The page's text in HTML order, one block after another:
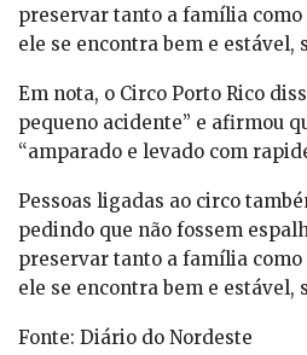
preservar tanto a família
ele se encontra bem e estável,
Em nota, o Circo Porto Rico
pequeno acidente” e afirmou
“amparado e levado com
Pessoas ligadas ao circo
pedindo que não fossem
preservar tanto a família
ele se encontra bem e estável,
Fonte: Diário do Nordeste